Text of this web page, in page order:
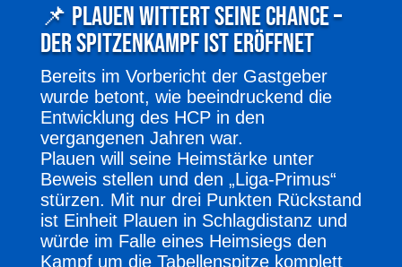
📌 Plauen wittert seine Chance –
der Spitzenkampf ist eröffnet
Bereits im Vorbericht der Gastgeber
wurde betont, wie beeindruckend die
Entwicklung des HCP in den
vergangenen Jahren war.
Plauen will seine Heimstärke unter
Beweis stellen und den „Liga-Primus“
stürzen. Mit nur drei Punkten Rückstand
ist Einheit Plauen in Schlagdistanz und
würde im Falle eines Heimsiegs den
Kampf um die Tabellenspitze komplett